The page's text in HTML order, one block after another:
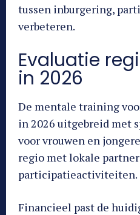
tussen inburgering,
verbeteren.
Evaluatie
in 2026
De mentale training
in 2026 uitgebreid met
voor vrouwen en
regio met lokale
participatieactiviteiten.
Financieel past de